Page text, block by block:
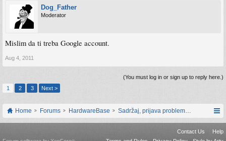
Dog_Father
Moderator
Mislim da ti treba Google account.
Aug 4, 2011
(You must log in or sign up to reply here.)
1
2 3 Next >
Home Forums HardwareBase Sadržaj, prijava problema i prijedlozi
Contact Us
Help